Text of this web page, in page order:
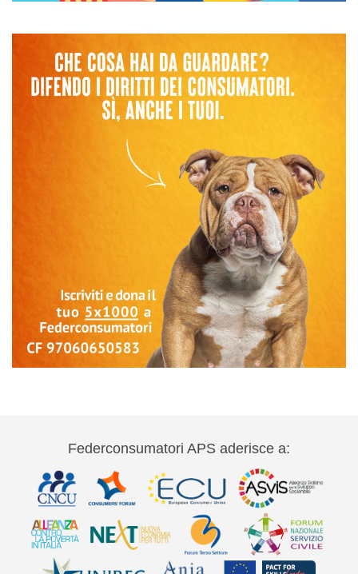
Federconsumatori APS aderisce a: